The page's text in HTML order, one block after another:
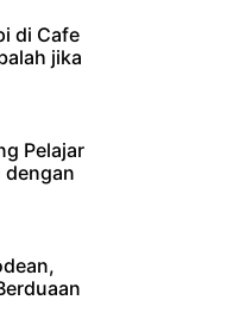
di Cafe
jika
Pelajar
dengan